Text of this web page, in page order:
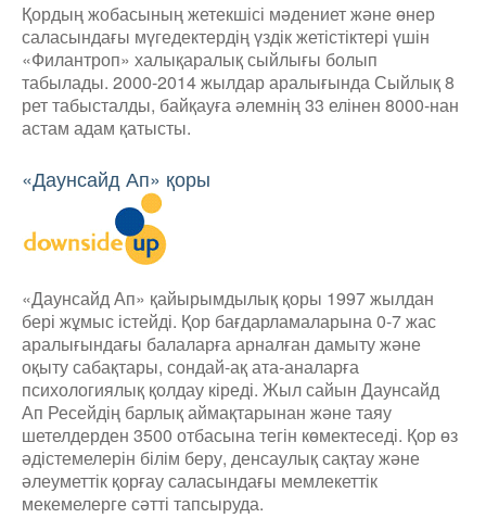
Қордың жобасының жетекшісі мәдениет және өнер
саласындағы мүгедектердің үздік жетістіктері үшін
«Филантроп» халықаралық сыйлығы болып
табылады. 2000-2014 жылдар аралығында Сыйлық 8
рет табысталды, байқауға әлемнің 33 елінен 8000-нан
астам адам қатысты.
«Даунсайд Ап» қоры
«Даунсайд Ап» қайырымдылық қоры 1997 жылдан
бері жұмыс істейді. Қор бағдарламаларына 0-7 жас
аралығындағы балаларға арналған дамыту және
оқыту сабақтары, сондай-ақ ата-аналарға
психологиялық қолдау кіреді. Жыл сайын Даунсайд
Ап Ресейдің барлық аймақтарынан және таяу
шетелдерден 3500 отбасына тегін көмектеседі. Қор өз
әдістемелерін білім беру, денсаулық сақтау және
әлеуметтік қорғау саласындағы мемлекеттік
мекемелерге сәтті тапсыруда.